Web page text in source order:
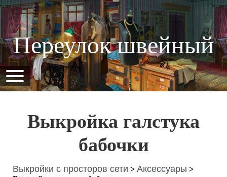
Переулок швейный
Выкройка галстука
бабочки
Выкройки с просторов сети > Аксессуары >